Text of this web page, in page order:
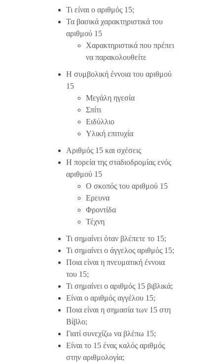
Τι είναι ο αριθμός 15;
Τα βασικά χαρακτηριστικά του
αριθμού 15
Χαρακτηριστικά που πρέπει
να παρακολουθείτε
Η συμβολική έννοια του αριθμού
15
Μεγάλη ηγεσία
Σπίτι
Ειδύλλιο
Υλική επιτυχία
Αριθμός 15 και σχέσεις
Η πορεία της σταδιοδρομίας ενός
αριθμού 15
Ο σκοπός του αριθμού 15
Ερευνα
Φροντίδα
Τέχνη
Τι σημαίνει όταν βλέπετε το 15;
Τι σημαίνει ο άγγελος αριθμός 15;
Ποια είναι η πνευματική έννοια
του 15;
Τι σημαίνει ο αριθμός 15 βιβλικά;
Είναι ο αριθμός αγγέλου 15;
Ποια είναι η σημασία των 15 στη
Βίβλο;
Γιατί συνεχίζω να βλέπω 15;
Είναι το 15 ένας καλός αριθμός
στην αριθμολογία;